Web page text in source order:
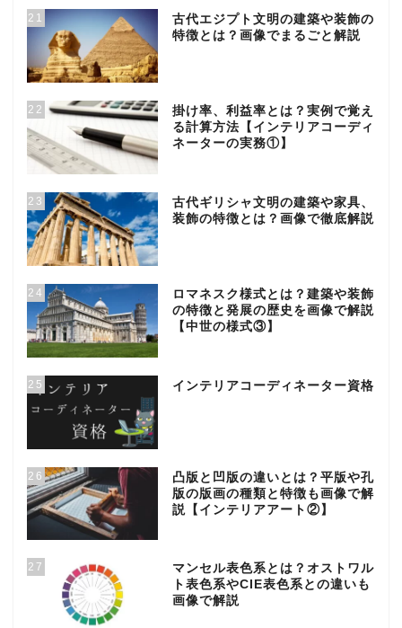
21
古代エジプト文明の建築や装飾の
特徴とは？画像でまるごと解説
22
掛け率、利益率とは？実例で覚え
る計算方法【インテリアコーディ
ネーターの実務①】
23
古代ギリシャ文明の建築や家具、
装飾の特徴とは？画像で徹底解説
24
ロマネスク様式とは？建築や装飾
の特徴と発展の歴史を画像で解説
【中世の様式③】
25 インテリアコーディネーター資格
26
凸版と凹版の違いとは？平版や孔
版の版画の種類と特徴も画像で解
説【インテリアアート②】
27
マンセル表色系とは？オストワル
ト表色系やCIE表色系との違いも
画像で解説